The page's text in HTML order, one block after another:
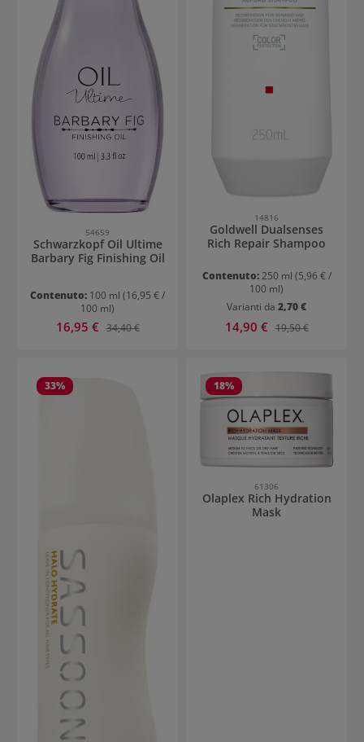
54659
Schwarzkopf Oil Ultime
Barbary Fig Finishing Oil
Contenuto: 100 ml (16,95 € /
100 ml)
Prezzo di vendita:
16,95 € Prezzo normale:
34,40 €
14816
Goldwell Dualsenses
Rich Repair Shampoo
Contenuto:250 ml (5,96 € /
100 ml)
Varianti da 2,70 €
Prezzo di vendita:
14,90 € Prezzo normale:
19,50 €
33% 18%
61306
Olaplex Rich Hydration
Mask